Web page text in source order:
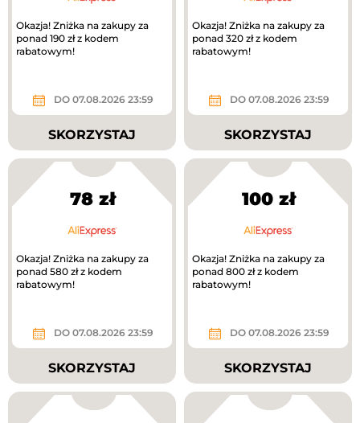
Okazja! Zniżka na zakupy za
ponad 190 zł z kodem
rabatowym!
DO 07.08.2026 23:59
SKORZYSTAJ
Okazja! Zniżka na zakupy za
ponad 320 zł z kodem
rabatowym!
DO 07.08.2026 23:59
SKORZYSTAJ
78 zł
Okazja! Zniżka na zakupy za
ponad 580 zł z kodem
rabatowym!
DO 07.08.2026 23:59
SKORZYSTAJ
100 zł
Okazja! Zniżka na zakupy za
ponad 800 zł z kodem
rabatowym!
DO 07.08.2026 23:59
SKORZYSTAJ